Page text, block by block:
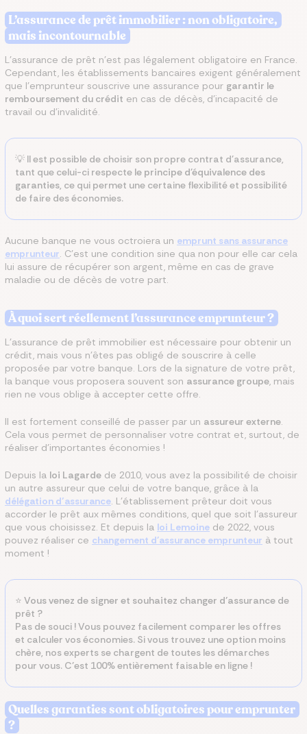
L’assurance de prêt immobilier : non obligatoire,
mais incontournable
L'assurance de prêt n'est pas légalement obligatoire en France.
Cependant, les établissements bancaires exigent généralement
que l'emprunteur souscrive une assurance pour garantir le
remboursement du crédit en cas de décès, d'incapacité de
travail ou d'invalidité.
💡 Il est possible de choisir son propre contrat d'assurance,
tant que celui-ci respecte le principe d'équivalence des
garanties, ce qui permet une certaine flexibilité et possibilité
de faire des économies.
Aucune banque ne vous octroiera un emprunt sans assurance
emprunteur. C'est une condition sine qua non pour elle car cela
lui assure de récupérer son argent, même en cas de grave
maladie ou de décès de votre part.
À quoi sert réellement l’assurance emprunteur ?
L’assurance de prêt immobilier est nécessaire pour obtenir un
crédit, mais vous n'êtes pas obligé de souscrire à celle
proposée par votre banque. Lors de la signature de votre prêt,
la banque vous proposera souvent son assurance groupe, mais
rien ne vous oblige à accepter cette offre.
Il est fortement conseillé de passer par un assureur externe.
Cela vous permet de personnaliser votre contrat et, surtout, de
réaliser d’importantes économies !
Depuis la loi Lagarde de 2010, vous avez la possibilité de choisir
un autre assureur que celui de votre banque, grâce à la
délégation d’assurance. L’établissement prêteur doit vous
accorder le prêt aux mêmes conditions, quel que soit l’assureur
que vous choisissez. Et depuis la loi Lemoine de 2022, vous
pouvez réaliser ce changement d'assurance emprunteur à tout
moment !
⭐️ Vous venez de signer et souhaitez changer d’assurance de
prêt ?
Pas de souci ! Vous pouvez facilement comparer les offres
et calculer vos économies. Si vous trouvez une option moins
chère, nos experts se chargent de toutes les démarches
pour vous. C’est 100% entièrement faisable en ligne !
Quelles garanties sont obligatoires pour emprunter
?